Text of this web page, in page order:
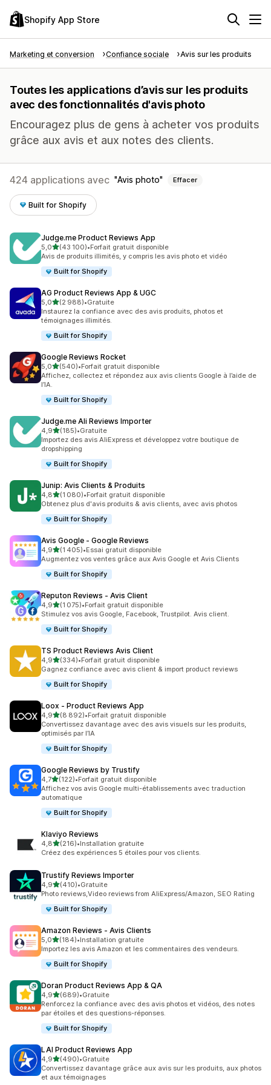
Shopify App Store
Marketing et conversion Confiance sociale Avis sur les produits
Toutes les applications d’avis sur les produits
avec des fonctionnalités d'avis photo
Encouragez plus de gens à acheter vos produits
grâce aux avis et aux notes des clients.
424 applications avec Avis photo Effacer
Built for Shopify
Judge.me Product Reviews App
5,0étoile(s) sur 5
(43 100)
43100 avis au total
•Forfait gratuit disponible
Avis de produits illimités, y compris les avis photo et vidéo
Built for Shopify
AG Product Reviews App & UGC
5,0étoile(s) sur 5
(2 988)
2988 avis au total
•Gratuite
Instaurez la confiance avec des avis produits, photos et
témoignages illimités.
Built for Shopify
Google Reviews Rocket
5,0étoile(s) sur 5
(540)
540 avis au total
•Forfait gratuit disponible
Affichez, collectez et répondez aux avis clients Google à l’aide de
l’IA.
Built for Shopify
Judge.me Ali Reviews Importer
4,9étoile(s) sur 5
(185)
185 avis au total
•Gratuite
Importez des avis AliExpress et développez votre boutique de
dropshipping
Built for Shopify
Junip: Avis Clients & Produits
4,8étoile(s) sur 5
(1 080)
1080 avis au total
•Forfait gratuit disponible
Obtenez plus d'avis produits & avis clients, avec avis photos
Built for Shopify
Avis Google ‑ Google Reviews
4,9étoile(s) sur 5
(1 405)
1405 avis au total
•Essai gratuit disponible
Augmentez vos ventes grâce aux Avis Google et Avis Clients
Built for Shopify
Reputon Reviews ‑ Avis Client
4,9étoile(s) sur 5
(1 075)
1075 avis au total
•Forfait gratuit disponible
Stimulez vos avis Google, Facebook, Trustpilot. Avis client.
Built for Shopify
TS Product Reviews Avis Client
4,9étoile(s) sur 5
(334)
334 avis au total
•Forfait gratuit disponible
Gagnez confiance avec avis client & import product reviews
Built for Shopify
Loox ‑ Product Reviews App
4,9étoile(s) sur 5
(8 892)
8892 avis au total
•Forfait gratuit disponible
Convertissez davantage avec des avis visuels sur les produits,
optimisés par l’IA
Built for Shopify
Google Reviews by Trustify
4,7étoile(s) sur 5
(122)
122 avis au total
•Forfait gratuit disponible
Affichez vos avis Google multi-établissements avec traduction
automatique
Built for Shopify
Klaviyo Reviews
4,8étoile(s) sur 5
(216)
216 avis au total
•Installation gratuite
Créez des expériences 5 étoiles pour vos clients.
Trustify Reviews Importer
4,9étoile(s) sur 5
(410)
410 avis au total
•Gratuite
Photo reviews,Video reviews from AliExpress/Amazon, SEO Rating
Built for Shopify
Amazon Reviews ‑ Avis Clients
5,0étoile(s) sur 5
(184)
184 avis au total
•Installation gratuite
Importez les avis Amazon et les commentaires des vendeurs.
Built for Shopify
Doran Product Reviews App & QA
4,9étoile(s) sur 5
(689)
689 avis au total
•Gratuite
Renforcez la confiance avec des avis photos et vidéos, des notes
par étoiles et des questions-réponses.
Built for Shopify
LAI Product Reviews App
4,9étoile(s) sur 5
(490)
490 avis au total
•Gratuite
Convertissez davantage grâce aux avis sur les produits, aux photos
et aux témoignages